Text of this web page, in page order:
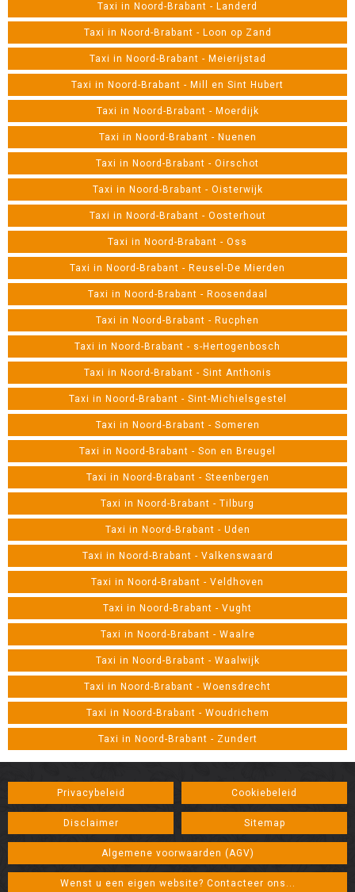
Taxi in Noord-Brabant - Landerd
Taxi in Noord-Brabant - Loon op Zand
Taxi in Noord-Brabant - Meierijstad
Taxi in Noord-Brabant - Mill en Sint Hubert
Taxi in Noord-Brabant - Moerdijk
Taxi in Noord-Brabant - Nuenen
Taxi in Noord-Brabant - Oirschot
Taxi in Noord-Brabant - Oisterwijk
Taxi in Noord-Brabant - Oosterhout
Taxi in Noord-Brabant - Oss
Taxi in Noord-Brabant - Reusel-De Mierden
Taxi in Noord-Brabant - Roosendaal
Taxi in Noord-Brabant - Rucphen
Taxi in Noord-Brabant - s-Hertogenbosch
Taxi in Noord-Brabant - Sint Anthonis
Taxi in Noord-Brabant - Sint-Michielsgestel
Taxi in Noord-Brabant - Someren
Taxi in Noord-Brabant - Son en Breugel
Taxi in Noord-Brabant - Steenbergen
Taxi in Noord-Brabant - Tilburg
Taxi in Noord-Brabant - Uden
Taxi in Noord-Brabant - Valkenswaard
Taxi in Noord-Brabant - Veldhoven
Taxi in Noord-Brabant - Vught
Taxi in Noord-Brabant - Waalre
Taxi in Noord-Brabant - Waalwijk
Taxi in Noord-Brabant - Woensdrecht
Taxi in Noord-Brabant - Woudrichem
Taxi in Noord-Brabant - Zundert
Privacybeleid Cookiebeleid
Disclaimer Sitemap
Algemene voorwaarden (AGV)
Wenst u een eigen website? Contacteer ons...